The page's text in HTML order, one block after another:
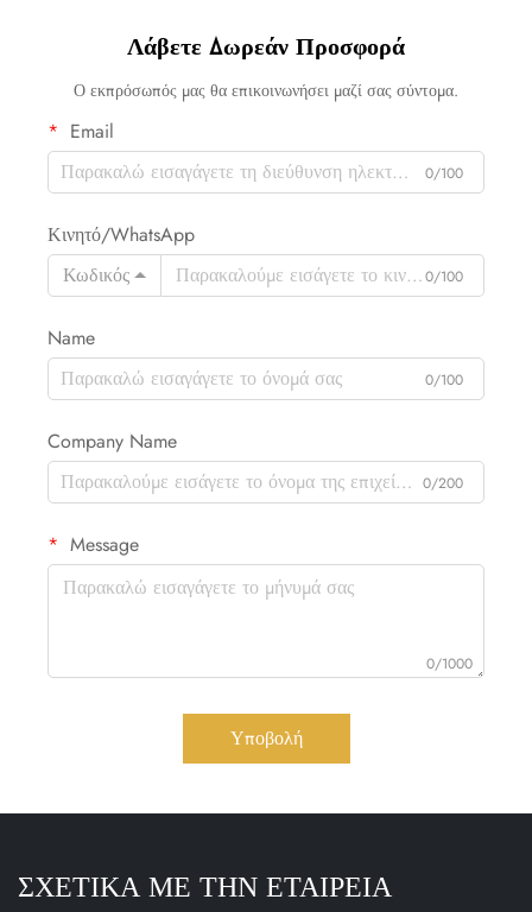
Λάβετε Δωρεάν Προσφορά
Ο εκπρόσωπός μας θα επικοινωνήσει μαζί σας σύντομα.
Email
0/100
Κινητό/WhatsApp
Κωδικός
0/100
Name
0/100
Company Name
0/200
Message
0/1000
Υποβολή
ΣΧΕΤΙΚΑ ΜΕ ΤΗΝ ΕΤΑΙΡΕΙΑ